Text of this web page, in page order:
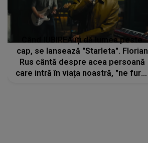
Când IUBIREA îți dă lumea peste
cap, se lansează "Starleta". Florian
Rus cântă despre acea persoană
care intră în viața noastră, "ne fură"